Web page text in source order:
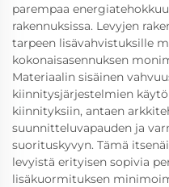
parempaa
rakennuksissa. Levyjen
tarpeen lisävahvistuksille
kokonaisasennuksen
Materiaalin sisäinen
kiinnitysjärjestelmien
kiinnityksiin, antaen
suunnitteluvapauden ja
suorituskyvyn. Tämä
levyistä erityisen sopivia
lisäkuormituksen